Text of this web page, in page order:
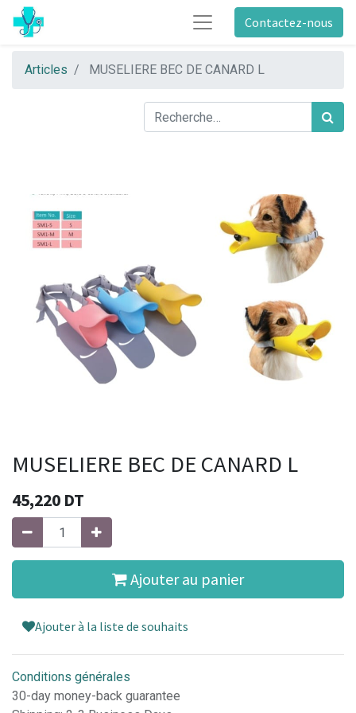
Contactez-nous
Articles MUSELIERE BEC DE CANARD L
MUSELIERE BEC DE CANARD L
45,220 DT
Ajouter au panier
Ajouter à la liste de souhaits
Conditions générales
30-day money-back guarantee